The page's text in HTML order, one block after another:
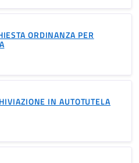
ORDINANZA PER
IN AUTOTUTELA